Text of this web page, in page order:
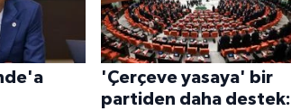
'Çerçeve yasaya' bir
partiden daha destek: